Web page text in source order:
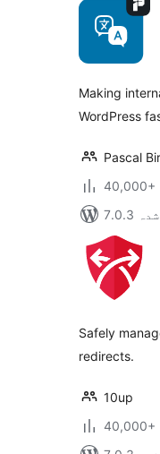
Making
WordPress
Pascal
Safely
redirects.
10up